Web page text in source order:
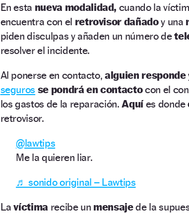
En esta nueva modalidad, cuando la
encuentra con el retrovisor dañadoy una
piden disculpas y añaden un número de
resolver el incidente.
Al ponerse en contacto,alguien responde
seguros se pondrá en contactocon el
los gastos de la reparación.Aquíes donde
retrovisor.
@lawtips
Me la quieren liar.
♬ sonido original – Lawtips
Lavíctima recibe un mensajede la